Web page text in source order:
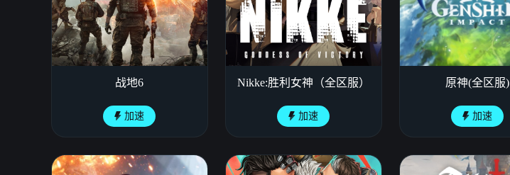
战地6
加速
Nikke:胜利女神（全区服）
加速
原神(全区服)
加速